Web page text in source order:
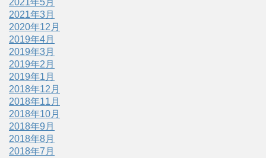
2021年5月
2021年3月
2020年12月
2019年4月
2019年3月
2019年2月
2019年1月
2018年12月
2018年11月
2018年10月
2018年9月
2018年8月
2018年7月